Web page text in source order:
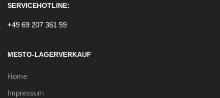
SERVICEHOTLINE:
+49 69 207 361 59
MESTO-LAGERVERKAUF
Home
Impressum